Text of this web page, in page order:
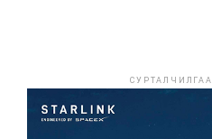
СУРТАЛЧИЛГАА